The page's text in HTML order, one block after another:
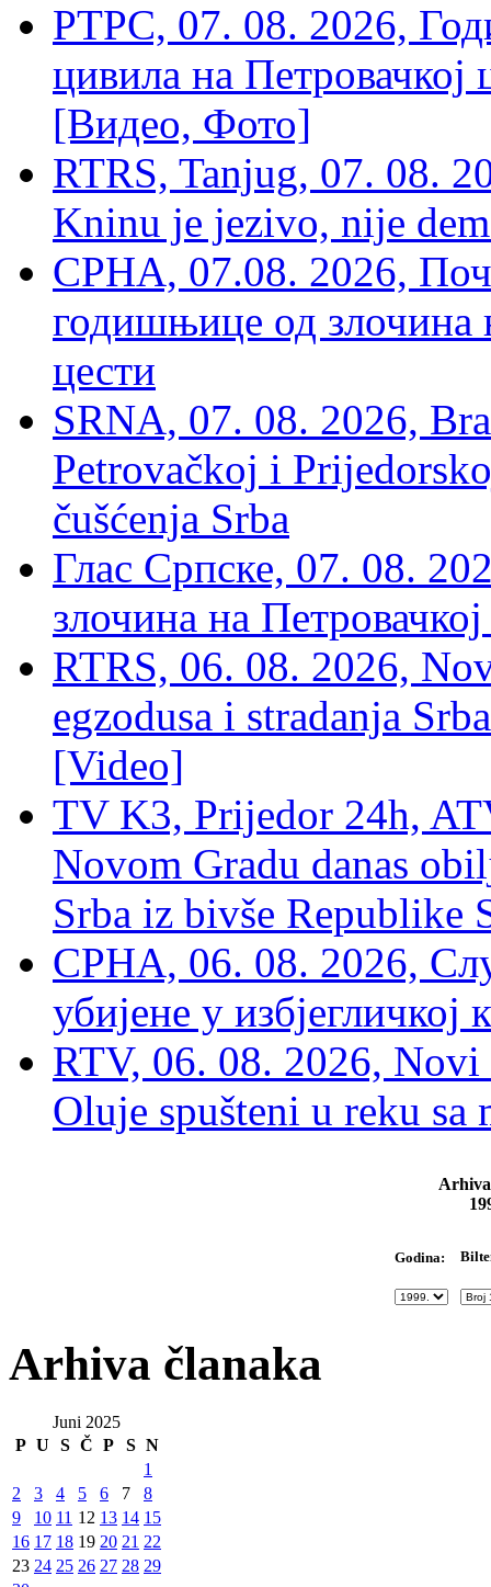
РТРС, 07. 08. 2026,
цивила на Петровачкој
[Видео, Фото]
RTRS, Tanjug, 07. 08.
Kninu je jezivo, nije
СРНА, 07.08. 2026,
годишњице од злочина
цести
SRNA, 07. 08. 2026,
Petrovačkoj i
čušćenja Srba
Глас Српске, 07. 08.
злочина на
RTRS, 06. 08. 2026,
egzodusa i stradanja
[Video]
TV K3, Prijedor 24h,
Novom Gradu danas
Srba iz bivše Republike
СРНА, 06. 08. 2026,
убијене у избјегличкој
RTV, 06. 08. 2026, Novi
Oluje spušteni u reku sa
Godina:
Arhiva članaka
Juni 2025
P U S Č P S N
1
2
3 4 5 6 7
8
9
10 11 12 13 14 15
16 17 18 19 20 21 22
23 24 25 26 27 28 29